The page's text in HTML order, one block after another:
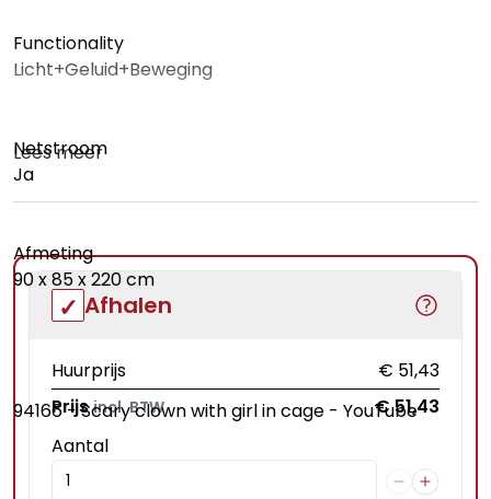
Functionality
Licht+Geluid+Beweging
Netstroom
Ja
Afmeting
90 x 85 x 220 cm
94166 - Scary clown with girl in cage - YouTube
Lees meer
Afhalen
Huurprijs
€ 51,43
Prijsincl. BTW
€ 51,43
Aantal